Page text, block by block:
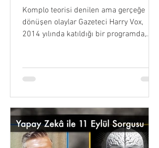
Komplo teorisi denilen ama gerçeğe
dönüşen olaylar Gazeteci Harry Vox,
2014 yılında katıldığı bir programda,
kullanıldığını anlatıyor. 💢 Böyle bir
dünya istiyorsan kayıtsız kal, Hiçbir şey
geliyor! Videonun Metni : Harry Vox:
Amerikan halkı için işin asıl kritik
noktası burası. Bunu duymaya hazır
olun. Şöyle olacak: Egemen düzen,